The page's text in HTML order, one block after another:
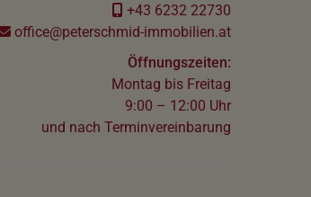
+43 6232 22730
office@peterschmid-immobilien.at
Öffnungszeiten:
Montag bis Freitag
9:00 – 12:00 Uhr
und nach Terminvereinbarung